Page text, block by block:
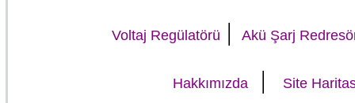
Voltaj Regülatörü | Akü Şarj
Hakkımızda| Site